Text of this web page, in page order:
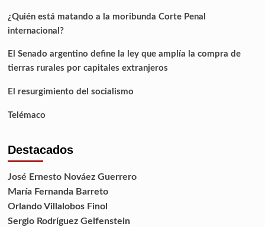
¿Quién está matando a la moribunda Corte Penal
internacional?
El Senado argentino define la ley que amplía la compra de
tierras rurales por capitales extranjeros
El resurgimiento del socialismo
Telémaco
Destacados
José Ernesto Nováez Guerrero
María Fernanda Barreto
Orlando Villalobos Finol
Sergio Rodríguez Gelfenstein